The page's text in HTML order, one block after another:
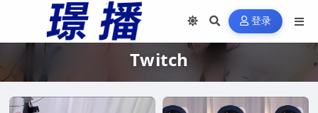
登录
Twitch